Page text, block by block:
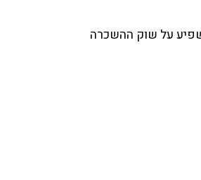
על שוק ההשכרה